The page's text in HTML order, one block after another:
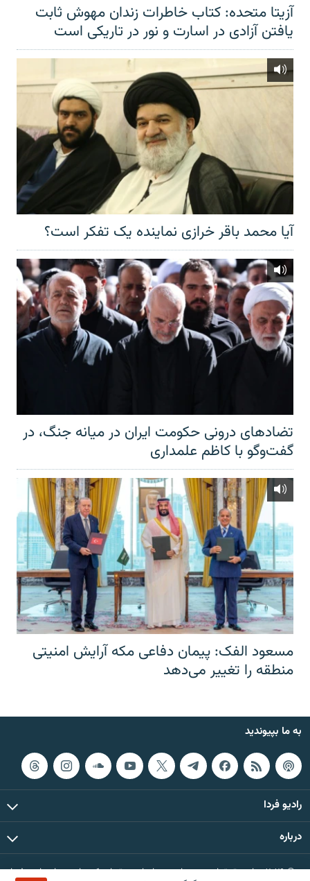
آزیتا متحده: کتاب خاطرات زندان مهوش ثابت
یافتن آزادی در اسارت و نور در تاریکی است
آیا محمد باقر خرازی نماینده یک تفکر است؟
تضادهای درونی حکومت ایران در میانه جنگ، در
گفت‌‌وگو با کاظم علمداری
مسعود الفک: پیمان دفاعی مکه آرایش امنیتی
منطقه را تغییر می‌دهد
به ما بپیوندید
رادیو فردا
درباره
© ۲۰۲۶ تمام حقوق این وب‌سایت، بر اساس مقررات کپی‌رایت، برای رادیو فردا